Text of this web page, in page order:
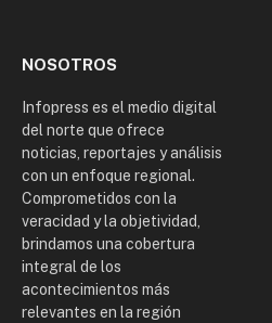
NOSOTROS
Infopress es el medio digital
del norte que ofrece
noticias, reportajes y análisis
con un enfoque regional.
Comprometidos con la
veracidad y la objetividad,
brindamos una cobertura
integral de los
acontecimientos más
relevantes en la región